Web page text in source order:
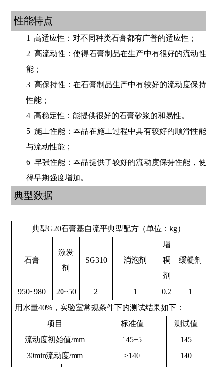
性能特点
1. 高适应性：对不同种类石膏都有广普的适应性；
2. 高流动性：使得石膏制品在生产中有很好的流动性
能；
3. 高保持性：在石膏制品生产中有较好的流动度保持
性能；
4. 高稳定性：能提供很好的石膏砂浆的和易性。
5. 施工性能：本品在施工过程中具有较好的顺滑性能
与流动性能；
6. 早强性能：本品提供了较好的流动度保持性能，使
得早期强度增加。
典型数据
典型G20石膏基自流平典型配方（单位：kg）
石膏
激发
剂
SG310 消泡剂
增
稠
剂
缓凝剂
950~980 20~50 2 1 0.2
1
用水量40%，实验室常规条件下的测试结果如下：
项目
标准值
测试值
流动度初始值/mm
145±5
145
30min流动度/mm
≥140 140